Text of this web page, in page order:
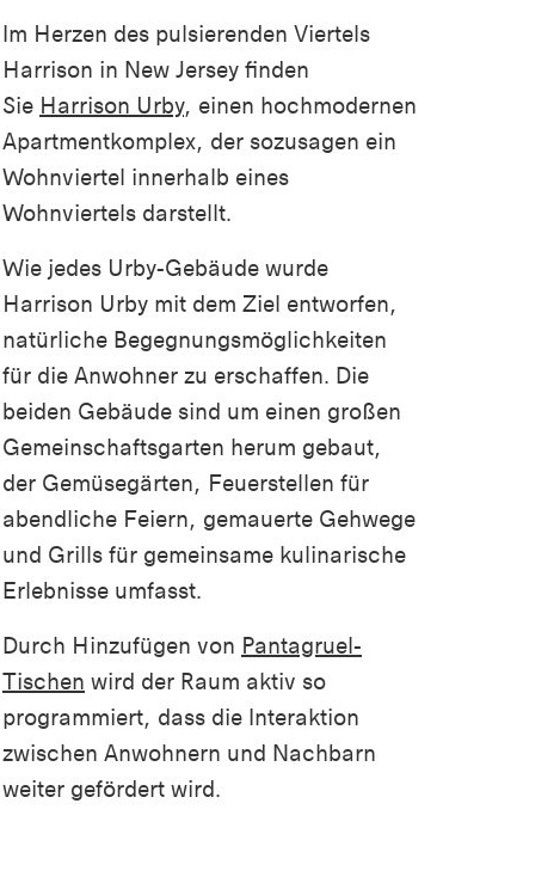
Im Herzen des pulsierenden Viertels
Harrison in New Jersey finden
Sie Harrison Urby, einen hochmodernen
Apartmentkomplex, der sozusagen ein
Wohnviertel innerhalb eines
Wohnviertels darstellt.
Wie jedes Urby-Gebäude wurde
Harrison Urby mit dem Ziel entworfen,
natürliche Begegnungsmöglichkeiten
für die Anwohner zu erschaffen. Die
beiden Gebäude sind um einen großen
Gemeinschaftsgarten herum gebaut,
der Gemüsegärten, Feuerstellen für
abendliche Feiern, gemauerte Gehwege
und Grills für gemeinsame kulinarische
Erlebnisse umfasst.
Durch Hinzufügen von Pantagruel-
Tischen wird der Raum aktiv so
programmiert, dass die Interaktion
zwischen Anwohnern und Nachbarn
weiter gefördert wird.